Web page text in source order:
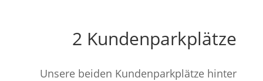
2 Kundenparkplätze
Unsere beiden Kundenparkplätze hinter